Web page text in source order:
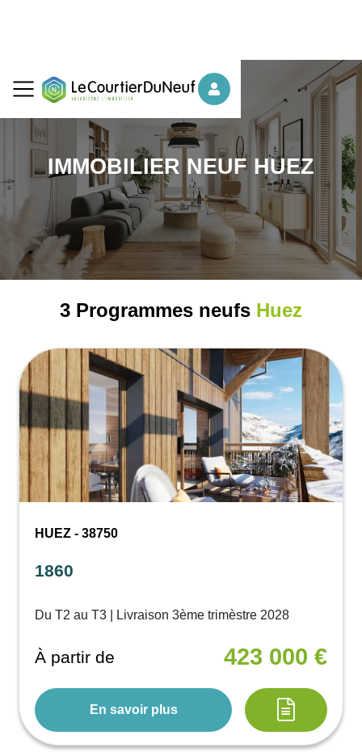
IMMOBILIER NEUF HUEZ
3 Programmes neufs Huez
HUEZ - 38750
1860
Du T2 au T3 | Livraison 3ème trimèstre 2028
À partir de 423 000 €
En savoir plus